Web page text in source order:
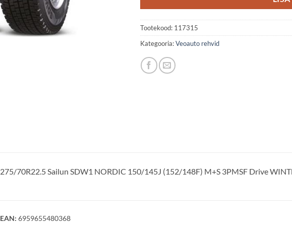
Tootekood: 117315
Kategooria:Veoauto rehvid
275/70R22.5 Sailun SDW1 NORDIC 150/145J (152/148F) M+S 3PMSF Drive
EAN: 6959655480368